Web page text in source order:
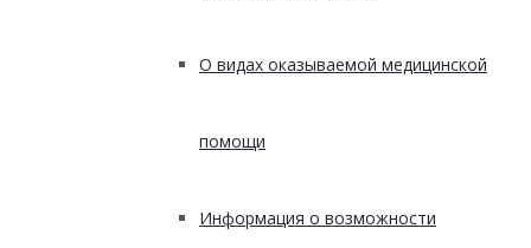
О видах оказываемой медицинской
помощи
Информация о возможности